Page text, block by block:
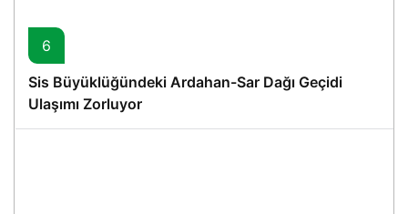
6
Sis Büyüklüğündeki Ardahan-Sar Dağı Geçidi
Ulaşımı Zorluyor